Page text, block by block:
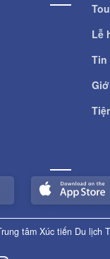
Lễ
tâm Xúc tiến Du lịch